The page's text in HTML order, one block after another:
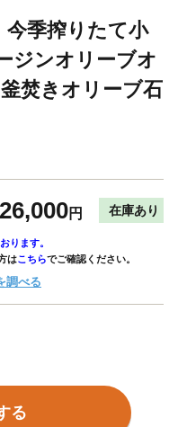
今季搾りたて小
ジンオリーブオ
焚きオリーブ石
26,000円 在庫あり
ります。
はこちらでご確認ください。
調べる
る